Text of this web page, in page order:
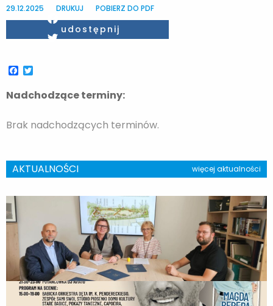
29.12.2025 DRUKUJ POBIERZ DO PDF
Twitter
udostępnij
Facebook
Nadchodzące terminy:
Brak nadchodzących terminów.
AKTUALNOŚCI więcej aktualności